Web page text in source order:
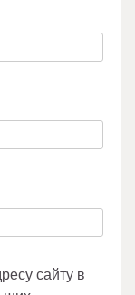
сайту в